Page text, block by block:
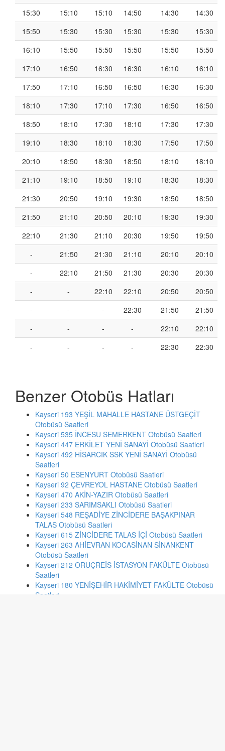
15:30
15:10 15:10 14:50 14:30
14:30
15:50
15:30 15:30 15:30 15:30
15:30
16:10
15:50 15:50 15:50 15:50
15:50
17:10
16:50 16:30 16:30 16:10
16:10
17:50
17:10 16:50 16:50 16:30
16:30
18:10
17:30 17:10 17:30 16:50
16:50
18:50
18:10 17:30 18:10 17:30
17:30
19:10
18:30 18:10 18:30 17:50
17:50
20:10
18:50 18:30 18:50 18:10
18:10
21:10
19:10 18:50 19:10 18:30
18:30
21:30
20:50 19:10 19:30 18:50
18:50
21:50
21:10 20:50 20:10 19:30
19:30
22:10
21:30 21:10 20:30 19:50
19:50
-
21:50 21:30 21:10 20:10
20:10
-
22:10 21:50 21:30 20:30
20:30
-
- 22:10 22:10 20:50
20:50
-
- - 22:30 21:50
21:50
-
- - - 22:10
22:10
-
- - - 22:30 22:30
Benzer Otobüs Hatları
Kayseri 193 YEŞİL MAHALLE HASTANE ÜSTGEÇİT
Otobüsü Saatleri
Kayseri 535 İNCESU SEMERKENT Otobüsü Saatleri
Kayseri 447 ERKİLET YENİ SANAYİ Otobüsü Saatleri
Kayseri 492 HİSARCIK SSK YENİ SANAYİ Otobüsü
Saatleri
Kayseri 50 ESENYURT Otobüsü Saatleri
Kayseri 92 ÇEVREYOL HASTANE Otobüsü Saatleri
Kayseri 470 AKİN-YAZIR Otobüsü Saatleri
Kayseri 233 SARIMSAKLI Otobüsü Saatleri
Kayseri 548 REŞADİYE ZİNCİDERE BAŞAKPINAR
TALAS Otobüsü Saatleri
Kayseri 615 ZİNCİDERE TALAS İÇİ Otobüsü Saatleri
Kayseri 263 AHİEVRAN KOCASİNAN SİNANKENT
Otobüsü Saatleri
Kayseri 212 ORUÇREİS İSTASYON FAKÜLTE Otobüsü
Saatleri
Kayseri 180 YENİŞEHİR HAKİMİYET FAKÜLTE Otobüsü
Saatleri